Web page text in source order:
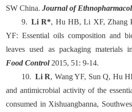
SW China. Journal of
9. Li R*, Hu HB, Li XF, Zhang
YF: Essential oils composition and
leaves used as packaging materials
Food Control2015, 51: 9-14.
10. Li R, Wang YF, Sun Q, Hu
and antimicrobial activity of the
consumed in Xishuangbanna,